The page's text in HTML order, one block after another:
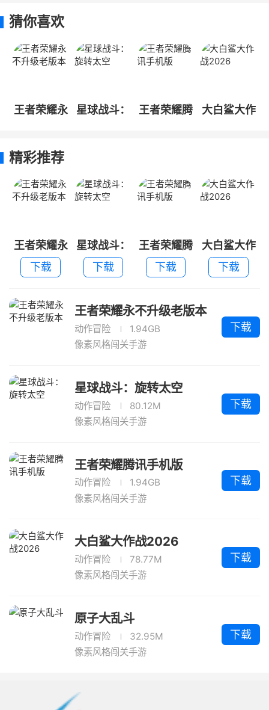
猜你喜欢
王者荣耀永
星球战斗：
王者荣耀腾
大白鲨大作
精彩推荐
王者荣耀永
不升级老版
本
下载
星球战斗：
旋转太空
下载
王者荣耀腾
讯手机版
下载
大白鲨大作
战2026
下载
王者荣耀永不升级老版本
动作冒险
1.94GB
像素风格闯关手游
下载
星球战斗：旋转太空
动作冒险
80.12M
像素风格闯关手游
下载
王者荣耀腾讯手机版
动作冒险
1.94GB
像素风格闯关手游
下载
大白鲨大作战2026
动作冒险
78.77M
像素风格闯关手游
下载
原子大乱斗
动作冒险
32.95M
像素风格闯关手游
下载